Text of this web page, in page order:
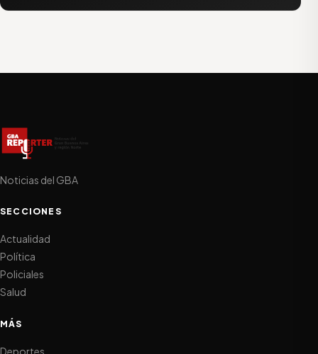
Noticias del GBA
SECCIONES
Actualidad
Política
Policiales
Salud
MÁS
Deportes